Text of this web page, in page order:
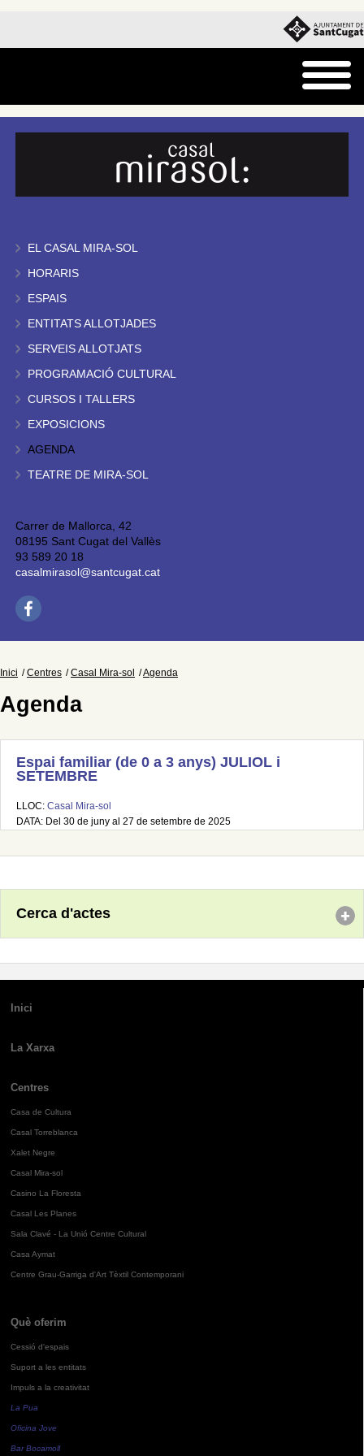
EL CASAL MIRA-SOL
HORARIS
ESPAIS
ENTITATS ALLOTJADES
SERVEIS ALLOTJATS
PROGRAMACIÓ CULTURAL
CURSOS I TALLERS
EXPOSICIONS
AGENDA
TEATRE DE MIRA-SOL
Carrer de Mallorca, 42
08195 Sant Cugat del Vallès
93 589 20 18
casalmirasol@santcugat.cat
Inici Centres Casal Mira-sol Agenda
Agenda
Espai familiar (de 0 a 3 anys) JULIOL i
SETEMBRE
LLOC: Casal Mira-sol
DATA: Del 30 de juny al 27 de setembre de 2025
Cerca d'actes
Inici
La Xarxa
Centres
Casa de Cultura
Casal Torreblanca
Xalet Negre
Casal Mira-sol
Casino La Floresta
Casal Les Planes
Sala Clavé - La Unió Centre Cultural
Casa Aymat
Centre Grau-Garriga d'Art Tèxtil Contemporani
Què oferim
Cessió d'espais
Suport a les entitats
Impuls a la creativitat
La Pua
Oficina Jove
Bar Bocamoll